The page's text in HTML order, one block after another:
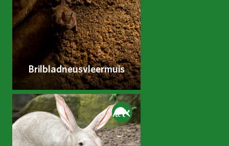
Brilbladneusvleermuis